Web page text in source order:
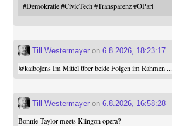
#Demokratie #CivicTech #Transparenz #OParl
Till Westermayeron 6.8.2026, 18:23:17
@kaibojensIm Mittel über beide Folgen im Rahmen ...
Till Westermayeron 6.8.2026, 16:58:28
Bonnie Taylor meets Klingon opera?